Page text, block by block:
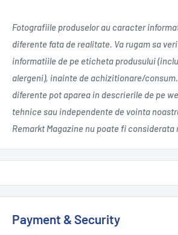
Fotografiile produselor au caracter
diferente fata de realitate. Va rugam sa
informatiile de pe eticheta produsului
alergeni), inainte de achizitionare/
diferente pot aparea in descrierile de pe
tehnice sau independente de vointa
Remarkt Magazine nu poate fi considerata
Payment & Security